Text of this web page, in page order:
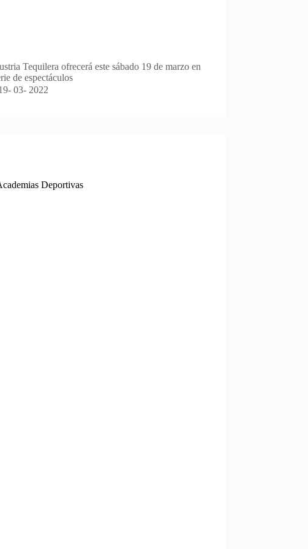
Tequilera ofrecerá este sábado 19 de marzo en
de espectáculos
03- 2022
Deportivas